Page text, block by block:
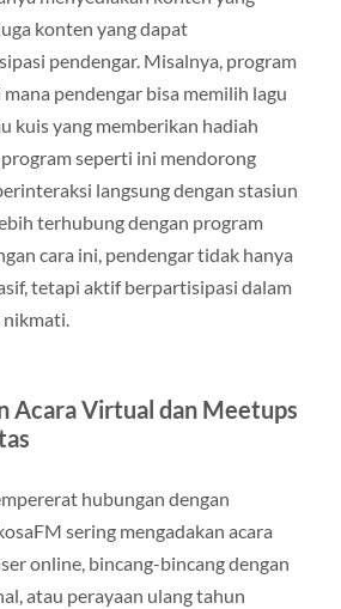
konten yang dapat
pendengar. Misalnya, program
pendengar bisa memilih lagu
kuis yang memberikan hadiah
seperti ini mendorong
langsung dengan stasiun
terhubung dengan program
cara ini, pendengar tidak hanya
tetapi aktif berpartisipasi dalam
Acara Virtual dan Meetups
hubungan dengan
sering mengadakan acara
online, bincang-bincang dengan
atau perayaan ulang tahun